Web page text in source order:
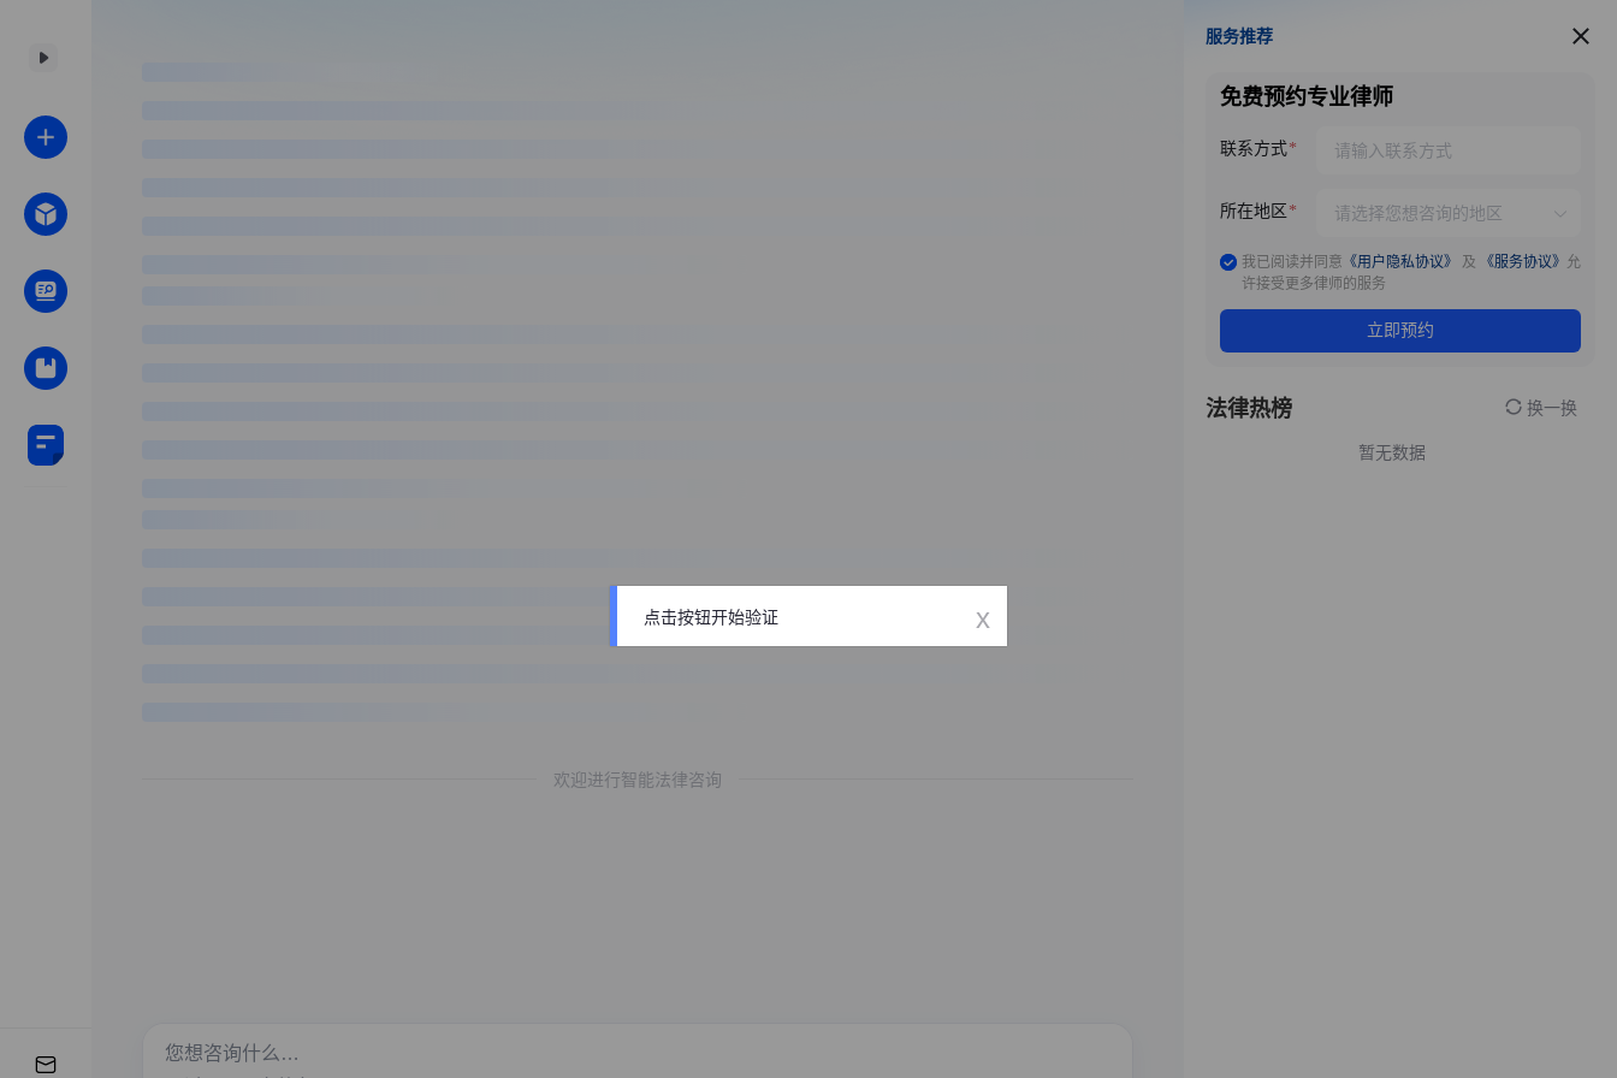
欢迎进行智能法律咨询
服务推荐
服务推荐
免费预约专业律师
联系方式
所在地区
我已阅读并同意 《用户隐私协议》 及 《服务协议》 允
许接受更多律师的服务
立即预约
法律热榜 换一换
暂无数据
点击按钮开始验证 x